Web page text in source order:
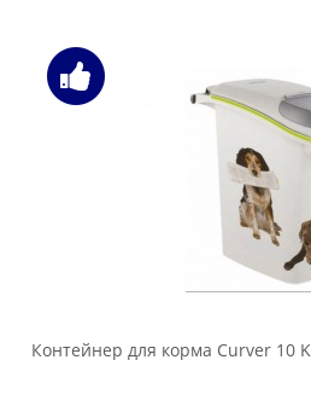
Контейнер для корма Curver 10